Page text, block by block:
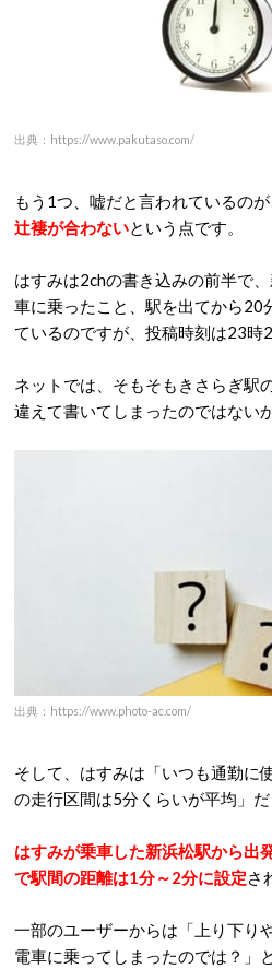
出典：https://www.pakutaso.com/
もう1つ、嘘だと言われているのが
辻褄が合わないという点です。
はすみは2chの書き込みの前半で
車に乗ったこと、駅を出てから20
ているのですが、投稿時刻は23時
ネットでは、そもそもきさらぎ駅
違えて書いてしまったのではない
出典：https://www.photo-ac.com/
そして、はすみは「いつも通勤に
の走行区間は5分くらいが平均」だ
はすみが乗車した新浜松駅から出
で駅間の距離は1分～2分に設定さ
一部のユーザーからは「上り下り
電車に乗ってしまったのでは？」